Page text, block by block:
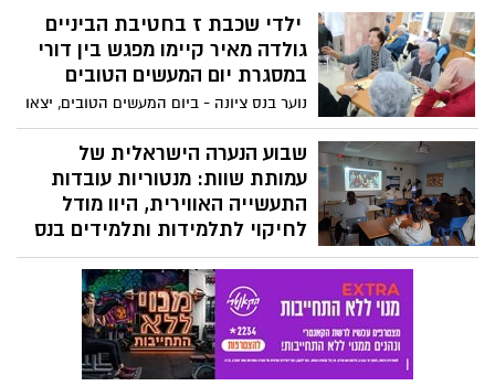
"התומר", משלוחי מנות לקשישים
ומילואימניקים ושורדי שואה. צפו בתמונות יום
המעשים הטובים בן יהודה נס ציונה.
ילדי שכבת ז בחטיבת הביניים
גולדה מאיר קיימו מפגש בין דורי
במסגרת יום המעשים הטובים
נוער בנס ציונה - ביום המעשים הטובים, יצאו
ילדי שכבת ז בחטיבת הביניים גולדה מאיר
למפגש מרגש עם בני הגיל השלישי בבית
האבות המקומי. המפגש התקיים מתוך אמונה
בהקניית ערכים של נתינה וראיית האחר,
והיווה הזדמנות נהדרת לחבר בין הדורות
השונים.
שבוע הנערה הישראלית של
עמותת שוות: מנטוריות עובדות
התעשייה האווירית, היוו מודל
לחיקוי לתלמידות ותלמידים בנס
ציונה
במסגרת אירועי שבוע הנערה הישראלית של
עמותת שוות, שצוין בשבוע האחרון, עשרות
עובדות התעשייה האווירית מובילות בתחומן,
שימשו זו השנה השלישית, כמנטוריות
מעוררות השראה, עבור תלמידות ותלמידים